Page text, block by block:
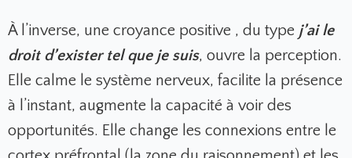
À l’inverse, une croyance positive , du type j’ai le
droit d’exister tel que je suis, ouvre la perception.
Elle calme le système nerveux, facilite la présence
à l’instant, augmente la capacité à voir des
opportunités. Elle change les connexions entre le